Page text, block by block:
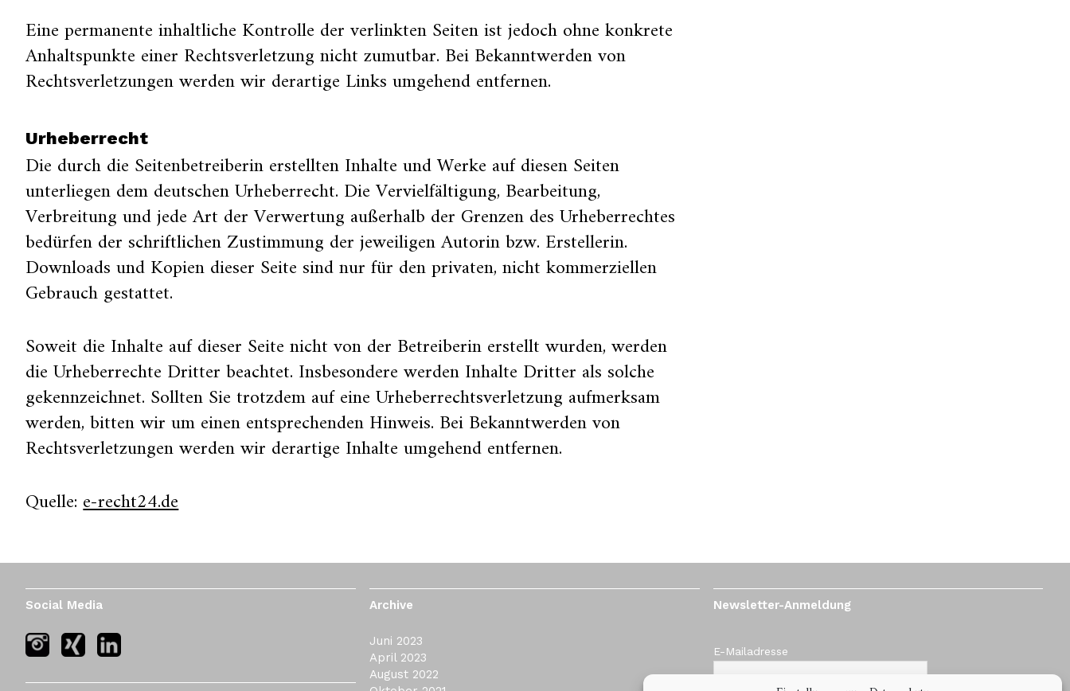
Eine permanente inhaltliche Kontrolle der verlinkten Seiten ist jedoch ohne konkrete
Anhaltspunkte einer Rechtsverletzung nicht zumutbar. Bei Bekanntwerden von
Rechtsverletzungen werden wir derartige Links umgehend entfernen.
Urheberrecht
Die durch die Seitenbetreiberin erstellten Inhalte und Werke auf diesen Seiten
unterliegen dem deutschen Urheberrecht. Die Vervielfältigung, Bearbeitung,
Verbreitung und jede Art der Verwertung außerhalb der Grenzen des Urheberrechtes
bedürfen der schriftlichen Zustimmung der jeweiligen Autorin bzw. Erstellerin.
Downloads und Kopien dieser Seite sind nur für den privaten, nicht kommerziellen
Gebrauch gestattet.
Soweit die Inhalte auf dieser Seite nicht von der Betreiberin erstellt wurden, werden
die Urheberrechte Dritter beachtet. Insbesondere werden Inhalte Dritter als solche
gekennzeichnet. Sollten Sie trotzdem auf eine Urheberrechtsverletzung aufmerksam
werden, bitten wir um einen entsprechenden Hinweis. Bei Bekanntwerden von
Rechtsverletzungen werden wir derartige Inhalte umgehend entfernen.
Quelle:e-recht24.de
Social Media Archive
Juni 2023
April 2023
August 2022
Newsletter-Anmeldung
E-Mailadresse